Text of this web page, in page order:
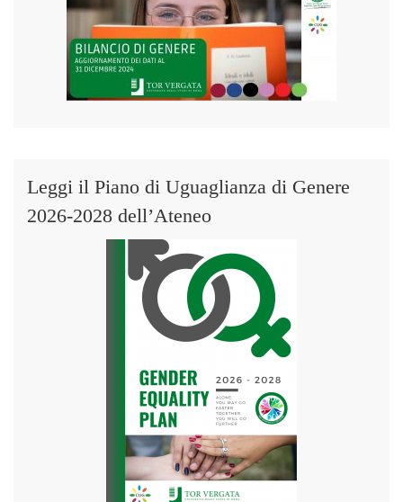
Leggi il Piano di Uguaglianza di Genere
2026-2028 dell’Ateneo